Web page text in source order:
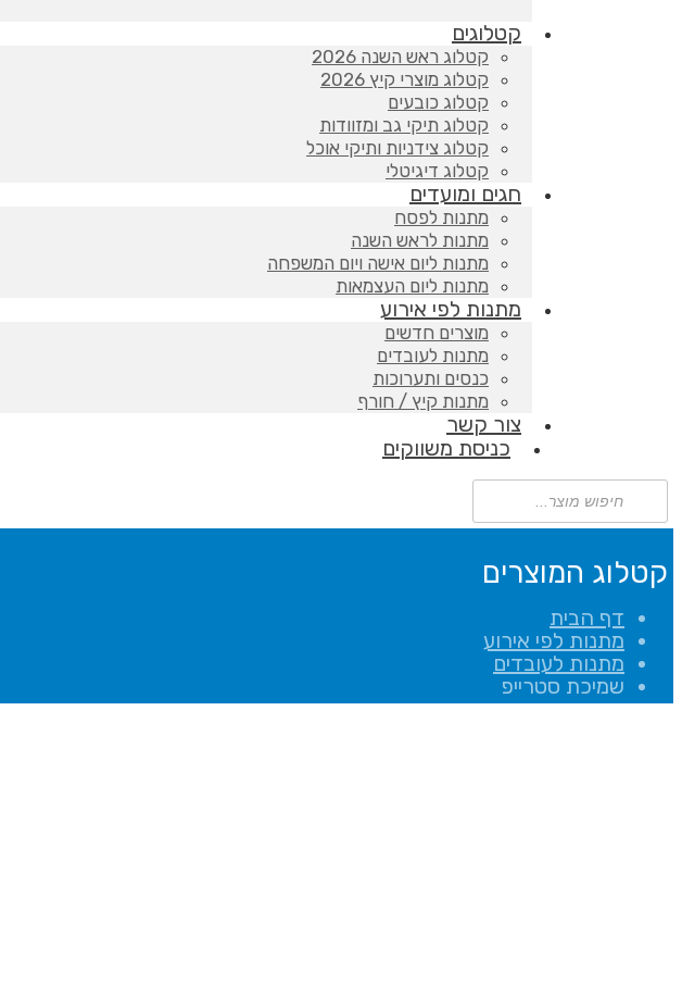
קטלוגים
קטלוג ראש השנה 2026
קטלוג מוצרי קיץ 2026
קטלוג כובעים
קטלוג תיקי גב ומזוודות
קטלוג צידניות ותיקי אוכל
קטלוג דיגיטלי
חגים ומועדים
מתנות לפסח
מתנות לראש השנה
מתנות ליום אישה ויום המשפחה
מתנות ליום העצמאות
מתנות לפי אירוע
מוצרים חדשים
מתנות לעובדים
כנסים ותערוכות
מתנות קיץ / חורף
צור קשר
כניסת משווקים
Products
search
קטלוג המוצרים
דף הבית
מתנות לפי אירוע
מתנות לעובדים
שמיכת סטרייפ